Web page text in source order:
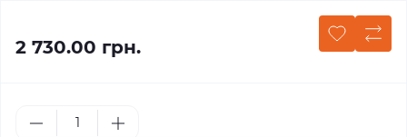
2 730.00 грн.